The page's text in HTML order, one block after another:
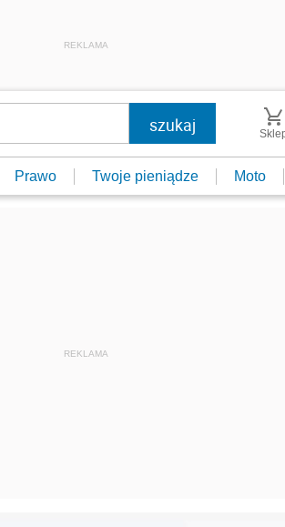
REKLAMA
Prawo Twoje pieniądze Moto